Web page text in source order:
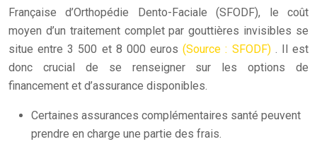
Française d’Orthopédie Dento-Faciale (SFODF), le coût
moyen d’un traitement complet par gouttières invisibles se
situe entre 3 500 et 8 000 euros(Source : SFODF)
. Il est
donc crucial de se renseigner sur les options de
financement et d’assurance disponibles.
Certaines assurances complémentaires santé peuvent
prendre en charge une partie des frais.